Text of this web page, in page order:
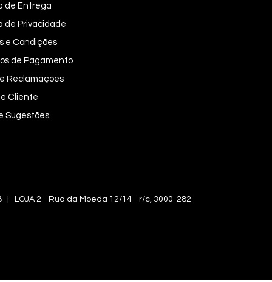
de Entrega
de Privacidade
e Condições
de Pagamento
Reclamações
Cliente
Sugestões
2 - Rua da Moeda 12/14 - r/c, 3000-282